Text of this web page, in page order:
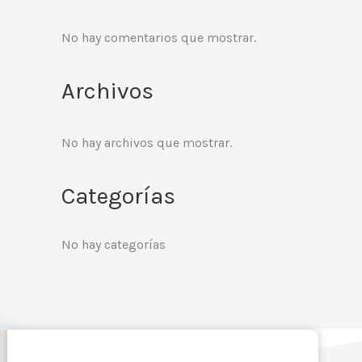
No hay comentarios que mostrar.
Archivos
No hay archivos que mostrar.
Categorías
No hay categorías